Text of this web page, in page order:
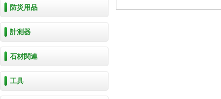
防災用品
計測器
石材関連
工具